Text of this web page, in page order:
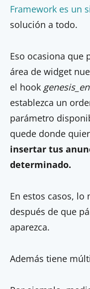
Framework es un
solución a todo.
Eso ocasiona que
área de widget
el hook
establezca un
parámetro
quede donde
insertar tus
determinado.
En estos casos, lo
después de que
aparezca.
Además tiene